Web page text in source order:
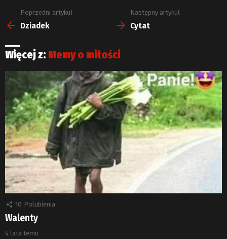
Zobacz
więcej
Poprzedni artykuł
Dziadek
Następny artykuł
Cytat
Więcej z: Memy o miłości
10 Polubienia
Walenty
4 lata temu